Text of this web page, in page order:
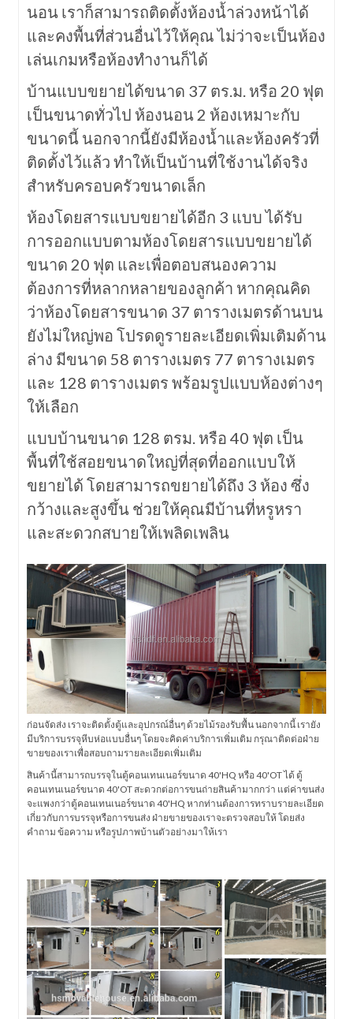
นอน เราก็สามารถติดตั้งห้องน้ำล่วงหน้าได้
และคงพื้นที่ส่วนอื่นไว้ให้คุณ ไม่ว่าจะเป็นห้อง
เล่นเกมหรือห้องทำงานก็ได้
บ้านแบบขยายได้ขนาด 37 ตร.ม. หรือ 20 ฟุต
เป็นขนาดทั่วไป ห้องนอน 2 ห้องเหมาะกับ
ขนาดนี้ นอกจากนี้ยังมีห้องน้ำและห้องครัวที่
ติดตั้งไว้แล้ว ทำให้เป็นบ้านที่ใช้งานได้จริง
สำหรับครอบครัวขนาดเล็ก
ห้องโดยสารแบบขยายได้อีก 3 แบบ ได้รับ
การออกแบบตามห้องโดยสารแบบขยายได้
ขนาด 20 ฟุต และเพื่อตอบสนองความ
ต้องการที่หลากหลายของลูกค้า หากคุณคิด
ว่าห้องโดยสารขนาด 37 ตารางเมตรด้านบน
ยังไม่ใหญ่พอ โปรดดูรายละเอียดเพิ่มเติมด้าน
ล่าง มีขนาด 58 ตารางเมตร 77 ตารางเมตร
และ 128 ตารางเมตร พร้อมรูปแบบห้องต่างๆ
ให้เลือก
แบบบ้านขนาด 128 ตรม. หรือ 40 ฟุต เป็น
พื้นที่ใช้สอยขนาดใหญ่ที่สุดที่ออกแบบให้
ขยายได้ โดยสามารถขยายได้ถึง 3 ห้อง ซึ่ง
กว้างและสูงขึ้น ช่วยให้คุณมีบ้านที่หรูหรา
และสะดวกสบายให้เพลิดเพลิน
ก่อนจัดส่ง เราจะติดตั้งตู้และอุปกรณ์อื่นๆ ด้วยไม้รองรับพื้น นอกจากนี้ เรายัง
มีบริการบรรจุหีบห่อแบบอื่นๆ โดยจะคิดค่าบริการเพิ่มเติม กรุณาติดต่อฝ่าย
ขายของเราเพื่อสอบถามรายละเอียดเพิ่มเติม
สินค้านี้สามารถบรรจุในตู้คอนเทนเนอร์ขนาด 40'HQ หรือ 40'OT ได้ ตู้
คอนเทนเนอร์ขนาด 40'OT สะดวกต่อการขนถ่ายสินค้ามากกว่า แต่ค่าขนส่ง
จะแพงกว่าตู้คอนเทนเนอร์ขนาด 40'HQ หากท่านต้องการทราบรายละเอียด
เกี่ยวกับการบรรจุหรือการขนส่ง ฝ่ายขายของเราจะตรวจสอบให้ โดยส่ง
คำถาม ข้อความ หรือรูปภาพบ้านตัวอย่างมาให้เรา